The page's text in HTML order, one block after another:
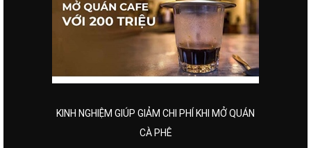
KINH NGHIỆM GIÚP GIẢM CHI PHÍ KHI MỞ QUÁN
CÀ PHÊ